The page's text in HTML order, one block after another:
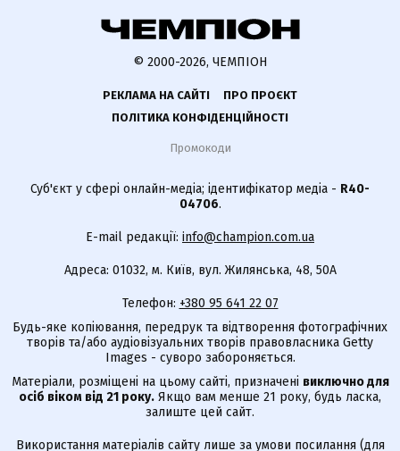
© 2000-2026, ЧЕМПІОН
РЕКЛАМА НА САЙТІ
ПРО ПРОЄКТ
ПОЛІТИКА КОНФІДЕНЦІЙНОСТІ
Промокоди
Суб'єкт у сфері онлайн-медіа; ідентифікатор медіа - R40-
04706.
E-mail редакції: info@champion.com.ua
Адреса: 01032, м. Київ, вул. Жилянська, 48, 50А
Телефон: +380 95 641 22 07
Будь-яке копіювання, передрук та відтворення фотографічних
творів та/або аудіовізуальних творів правовласника Getty
Images - суворо забороняється.
Матеріали, розміщені на цьому сайті, призначені виключно для
осіб віком від 21 року. Якщо вам менше 21 року, будь ласка,
залиште цей сайт.
Використання матеріалів сайту лише за умови посилання (для